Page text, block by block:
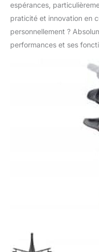
espérances,
praticité et innovation en
personnellement ?
performances et ses